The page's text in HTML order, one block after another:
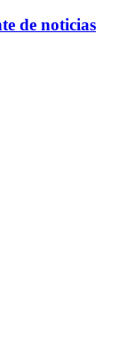
de noticias